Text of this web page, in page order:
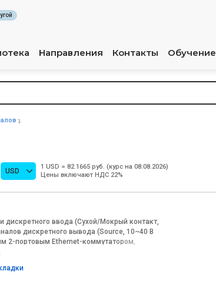
Направления Контакты Обучение
USD
1 USD = 82.1665 руб. (курс на 08.08.2026)
Цены включают НДС 22%
дискретного ввода (Сухой/Мокрый контакт,
дискретного вывода (Source, 10~40 В
2-портовым Ethernet-коммутатором,